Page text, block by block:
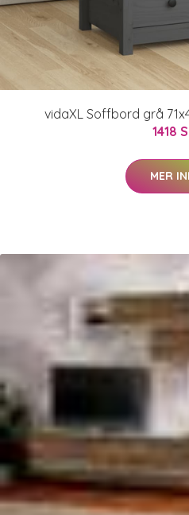
vidaXL Soffbord grå
1418
MER